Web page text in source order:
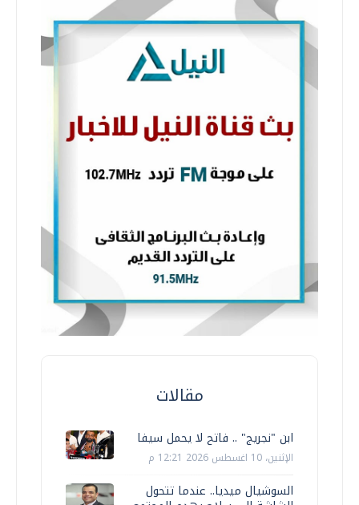
مقالات
ابن "نجريج" .. فاتح لا يحمل سيفا
الإثنين، 10 اغسطس 2026 12:21 م
السوشيال ميديا.. عندما تتحول